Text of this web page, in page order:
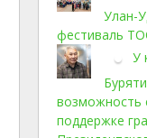
Улан-
фестиваль
У
возможность
поддержке